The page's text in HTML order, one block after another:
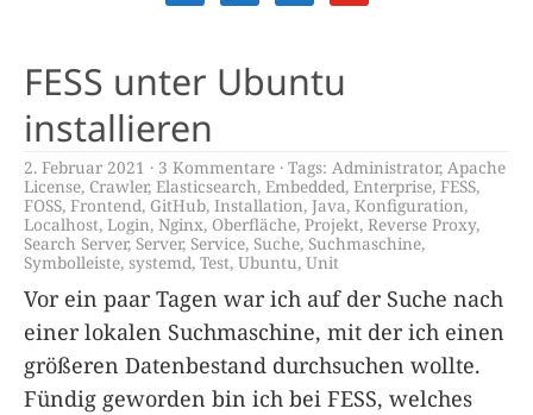
FESS unter Ubuntu
installieren
2. Februar 2021 3 Kommentare Tags: Administrator, Apache
License, Crawler, Elasticsearch, Embedded, Enterprise, FESS,
FOSS, Frontend, GitHub, Installation, Java, Konfiguration,
Localhost, Login, Nginx, Oberfläche, Projekt, Reverse Proxy,
Search Server, Server, Service, Suche, Suchmaschine,
Symbolleiste, systemd, Test, Ubuntu, Unit
Vor ein paar Tagen war ich auf der Suche nach
einer lokalen Suchmaschine, mit der ich einen
größeren Datenbestand durchsuchen wollte.
Fündig geworden bin ich bei FESS, welches